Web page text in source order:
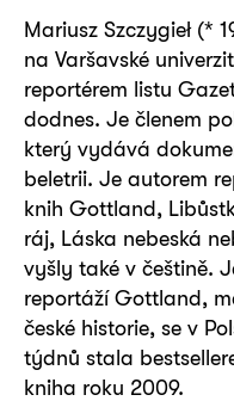
Mariusz Szczygieł (*
na Varšavské
reportérem listu
dodnes. Je členem
který vydává
beletrii. Je autorem
knih Gottland,
ráj, Láska nebeská
vyšly také v češtině.
reportáží Gottland,
české historie, se v
týdnů stala
kniha roku 2009.